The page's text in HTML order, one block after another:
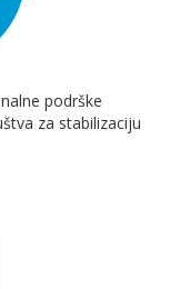
podrške
za stabilizaciju